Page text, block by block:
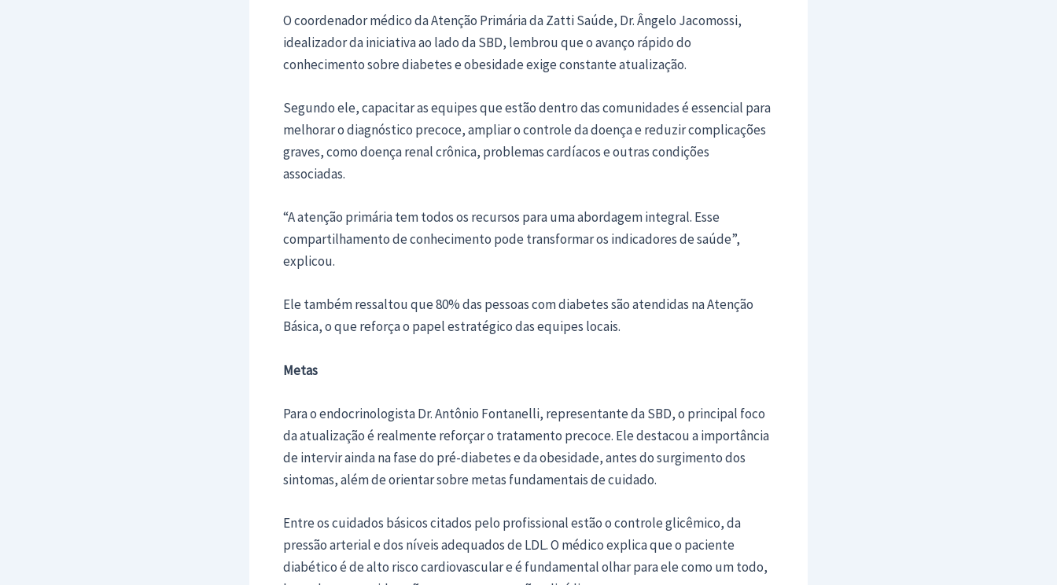
O coordenador médico da Atenção Primária da Zatti Saúde, Dr. Ângelo Jacomossi,
idealizador da iniciativa ao lado da SBD, lembrou que o avanço rápido do
conhecimento sobre diabetes e obesidade exige constante atualização.
Segundo ele, capacitar as equipes que estão dentro das comunidades é essencial para
melhorar o diagnóstico precoce, ampliar o controle da doença e reduzir complicações
graves, como doença renal crônica, problemas cardíacos e outras condições
associadas.
“A atenção primária tem todos os recursos para uma abordagem integral. Esse
compartilhamento de conhecimento pode transformar os indicadores de saúde”,
explicou.
Ele também ressaltou que 80% das pessoas com diabetes são atendidas na Atenção
Básica, o que reforça o papel estratégico das equipes locais.
Metas
Para o endocrinologista Dr. Antônio Fontanelli, representante da SBD, o principal foco
da atualização é realmente reforçar o tratamento precoce. Ele destacou a importância
de intervir ainda na fase do pré-diabetes e da obesidade, antes do surgimento dos
sintomas, além de orientar sobre metas fundamentais de cuidado.
Entre os cuidados básicos citados pelo profissional estão o controle glicêmico, da
pressão arterial e dos níveis adequados de LDL. O médico explica que o paciente
diabético é de alto risco cardiovascular e é fundamental olhar para ele como um todo,